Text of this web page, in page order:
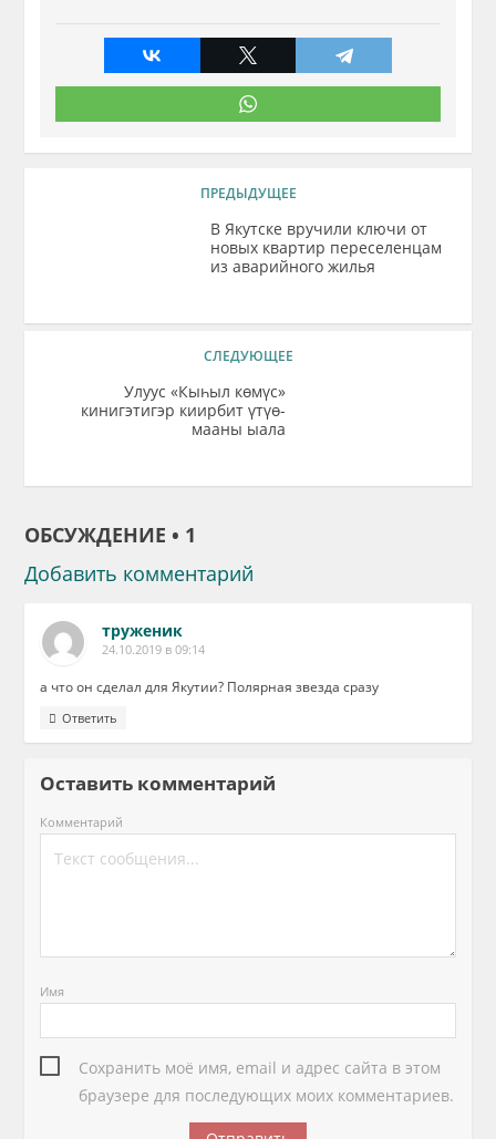
ПРЕДЫДУЩЕЕ
В Якутске вручили ключи от
новых квартир переселенцам
из аварийного жилья
СЛЕДУЮЩЕЕ
Улуус «Кыһыл көмүс»
кинигэтигэр киирбит үтүө-
мааны ыала
ОБСУЖДЕНИЕ • 1
Добавить комментарий
труженик
24.10.2019 в 09:14
а что он сделал для Якутии? Полярная звезда сразу
Ответить
Оставить комментарий
Комментарий
Имя
Сохранить моё имя, email и адрес сайта в этом
браузере для последующих моих комментариев.